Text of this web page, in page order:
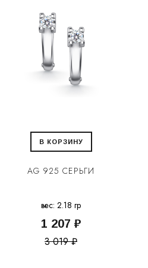
В КОРЗИНУ
AG 925 СЕРЬГИ
вес: 2.18 гр
1 207 ₽
3 019 ₽